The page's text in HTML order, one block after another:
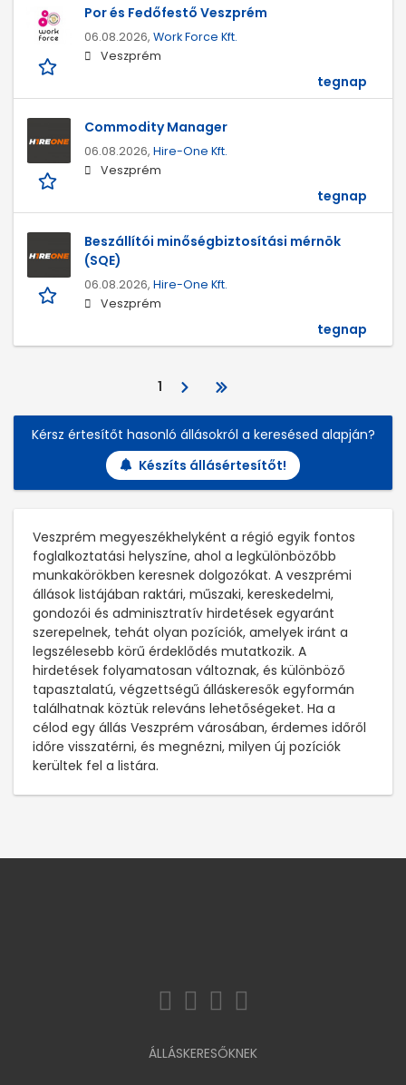
Por és Fedőfestő Veszprém
06.08.2026, Work Force Kft.
Veszprém
tegnap
Commodity Manager
06.08.2026, Hire-One Kft.
Veszprém
tegnap
Beszállítói minőségbiztosítási mérnök
(SQE)
06.08.2026, Hire-One Kft.
Veszprém
tegnap
1
Kérsz értesítőt hasonló állásokról a keresésed alapján?
Készíts állásértesítőt!
Veszprém megyeszékhelyként a régió egyik fontos
foglalkoztatási helyszíne, ahol a legkülönbözőbb
munkakörökben keresnek dolgozókat. A veszprémi
állások listájában raktári, műszaki, kereskedelmi,
gondozói és adminisztratív hirdetések egyaránt
szerepelnek, tehát olyan pozíciók, amelyek iránt a
legszélesebb körű érdeklődés mutatkozik. A
hirdetések folyamatosan változnak, és különböző
tapasztalatú, végzettségű álláskeresők egyformán
találhatnak köztük releváns lehetőségeket. Ha a
célod egy állás Veszprém városában, érdemes időről
időre visszatérni, és megnézni, milyen új pozíciók
kerültek fel a listára.
ÁLLÁSKERESŐKNEK